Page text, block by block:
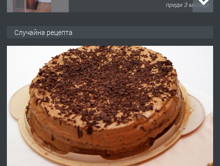
преди 3 месеца
преди 10 месеца
ПРЕДЛАГА
Професионална броячна машина -
със сертификат от ЕЦБ
преди 1 година
Професионална зеленчукорезачка
Случайна рецепта